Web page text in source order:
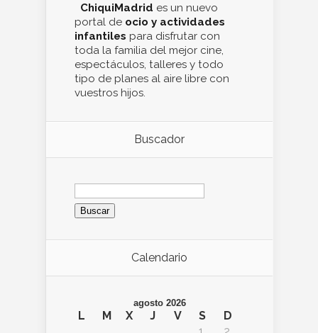
ChiquiMadrid es un nuevo
portal de ocio y actividades
infantiles para disfrutar con
toda la familia del mejor cine,
espectáculos, talleres y todo
tipo de planes al aire libre con
vuestros hijos.
Buscador
Buscar:
Calendario
agosto 2026
L M X J V S
D